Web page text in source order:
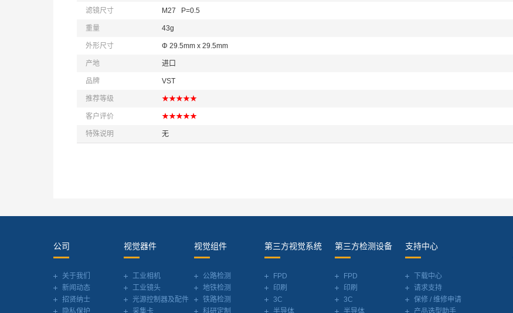
滤镜尺寸 M27 P=0.5
重量 43g
外形尺寸 Φ 29.5mm x 29.5mm
产地 进口
品牌 VST
推荐等级 ★★★★★
客户评价 ★★★★★
特殊说明 无
公司
关于我们
新闻动态
招贤纳士
隐私保护
视觉器件
工业相机
工业镜头
光源控制器及配件
采集卡
视觉组件
公路检测
地铁检测
铁路检测
科研定制
第三方视觉系统
FPD
印刷
3C
半导体
第三方检测设备
FPD
印刷
3C
半导体
支持中心
下载中心
请求支持
保修 / 维修申请
产品选型助手